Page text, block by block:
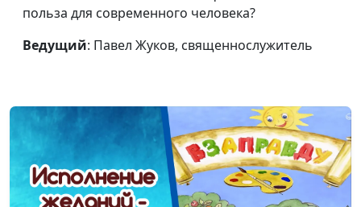
городов?
священнослужитель
Почему нельзя ставить
Павел Жуков,
Божье?
священнослужитель
Вера и ожидание
второго пришествия
Христа
Павел Жуков,
священнослужитель
#56
польза для современного человека?
Ведущий: Павел Жуков, священнослужитель